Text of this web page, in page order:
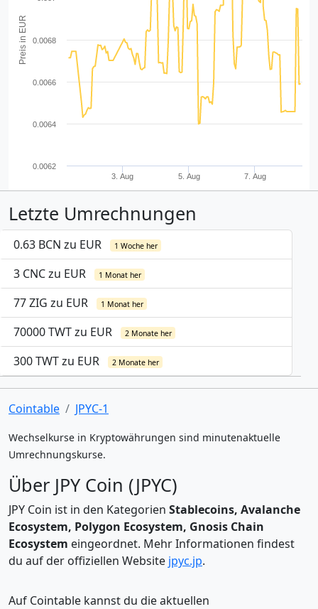
Preis in EUR
3. Aug 5. Aug 7. Aug
0.0062
0.0064
0.0066
0.0068
Letzte Umrechnungen
0.63 BCN zu EUR 1 Woche her
3 CNC zu EUR 1 Monat her
77 ZIG zu EUR 1 Monat her
70000 TWT zu EUR 2 Monate her
300 TWT zu EUR 2 Monate her
Cointable JPYC-1
Wechselkurse in Kryptowährungen sind minutenaktuelle
Umrechnungskurse.
Über JPY Coin (JPYC)
JPY Coin ist in den Kategorien Stablecoins, Avalanche
Ecosystem, Polygon Ecosystem, Gnosis Chain
Ecosystem eingeordnet. Mehr Informationen findest
du auf der offiziellen Website jpyc.jp.
Auf Cointable kannst du die aktuellen